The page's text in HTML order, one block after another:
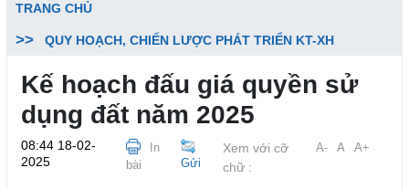
TRANG CHỦ
QUY HOẠCH, CHIẾN LƯỢC PHÁT TRIỂN KT-XH
Kế hoạch đấu giá quyền sử
dụng đất năm 2025
08:44 18-02-
2025
In
bài
Gửi
Xem với cỡ
chữ :
A- A A+